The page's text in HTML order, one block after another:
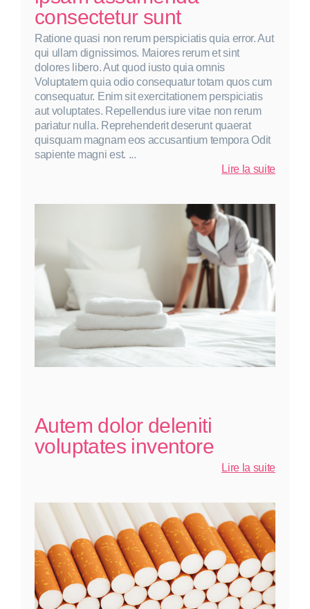
consectetur sunt
Ratione quasi non rerum perspiciatis quia error. Aut
qui ullam dignissimos. Maiores rerum et sint
dolores libero. Aut quod iusto quia omnis
Voluptatem quia odio consequatur totam quos cum
consequatur. Enim sit exercitationem perspiciatis
aut voluptates. Repellendus iure vitae non rerum
pariatur nulla. Reprehenderit deserunt quaerat
quisquam magnam eos accusantium tempora Odit
sapiente magni est. ...
Lire la suite:
Autem dolor deleniti
voluptates inventore
Lire la suite:
deleniti